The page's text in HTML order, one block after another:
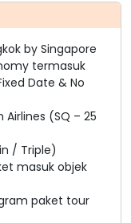
by Singapore
termasuk
Date & No
(SQ – 25
/ Triple)
masuk objek
paket tour